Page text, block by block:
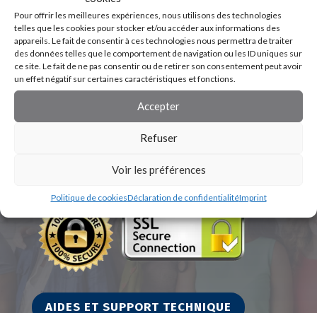
Pour offrir les meilleures expériences, nous utilisons des technologies
telles que les cookies pour stocker et/ou accéder aux informations des
appareils. Le fait de consentir à ces technologies nous permettra de traiter
des données telles que le comportement de navigation ou les ID uniques sur
ce site. Le fait de ne pas consentir ou de retirer son consentement peut avoir
un effet négatif sur certaines caractéristiques et fonctions.
Accepter
Refuser
Voir les préférences
Politique de cookiesDéclaration de confidentialitéImprint
AIDES ET SUPPORT TECHNIQUE